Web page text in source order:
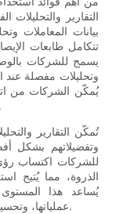
التقارير والتحليلات
بيانات المعاملات
تتكامل طابعات
يسمح للشركات
وتحليلات مفصلة عند
يُمكّن الشركات من
التعديلات اللازمة لتحسين عملية الدفع بشكل عام.
تُمكّن التقارير
وتفضيلاتهم بشكل
للشركات اكتساب
الذروة، مما يُتيح
يُساعد هذا
عملياتها، وتحسين تجربة عملائها، وبالتالي زيادة المبيعات والربحية.